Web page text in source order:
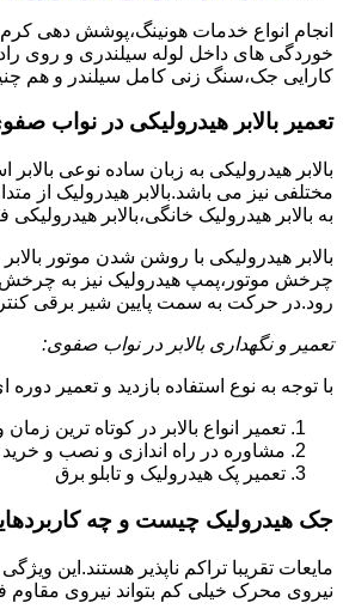
انجام انواع خدمات هونینگ،پوشش دهی
خوردگی های داخل لوله سیلندری و روی
کارایی جک،سنگ زنی کامل سیلندر و هم
تعمیر بالابر هیدرولیکی در نواب
بالابر هیدرولیکی به زبان ساده نوعی
مختلفی نیز می باشد.بالابر هیدرولیک از
به بالابر هیدرولیک خانگی،بالابر
بالابر هیدرولیکی با روشن شدن موتور
چرخش موتور،پمپ هیدرولیک نیز به چرخش
رود.در حرکت به سمت پایین شیر برقی
تعمیر و نگهداری بالابر در نواب صفوی:
با توجه به نوع استفاده بازدید و تعمیر
تعمیر انواع بالابر در کوتاه ترین
مشاوره در راه اندازی و نصب و خرید
تعمیر پک هیدرولیک و تابلو برق
جک هیدرولیک چیست و چه
مایعات تقریبا تراکم ناپذیر هستند.این
نیروی محرک خیلی کم بتواند نیروی مقاوم